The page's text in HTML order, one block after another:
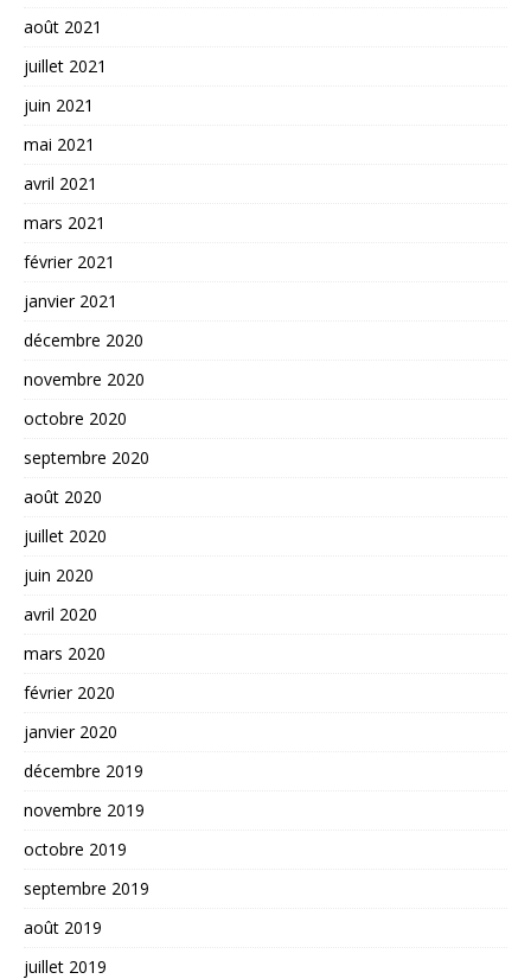
août 2021
juillet 2021
juin 2021
mai 2021
avril 2021
mars 2021
février 2021
janvier 2021
décembre 2020
novembre 2020
octobre 2020
septembre 2020
août 2020
juillet 2020
juin 2020
avril 2020
mars 2020
février 2020
janvier 2020
décembre 2019
novembre 2019
octobre 2019
septembre 2019
août 2019
juillet 2019